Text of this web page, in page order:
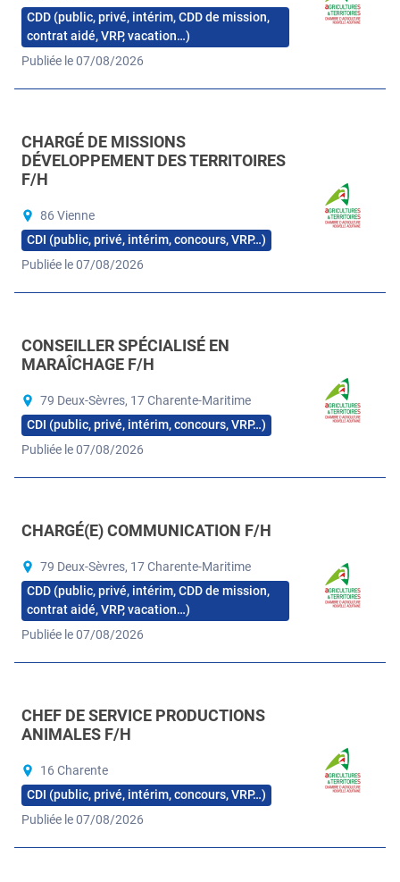
CDD (public, privé, intérim, CDD de mission,
contrat aidé, VRP, vacation…)
Publiée le 07/08/2026
CHARGÉ DE MISSIONS
DÉVELOPPEMENT DES TERRITOIRES
F/H
86 Vienne
CDI (public, privé, intérim, concours, VRP…)
Publiée le 07/08/2026
CONSEILLER SPÉCIALISÉ EN
MARAÎCHAGE F/H
79 Deux-Sèvres, 17 Charente-Maritime
CDI (public, privé, intérim, concours, VRP…)
Publiée le 07/08/2026
CHARGÉ(E) COMMUNICATION F/H
79 Deux-Sèvres, 17 Charente-Maritime
CDD (public, privé, intérim, CDD de mission,
contrat aidé, VRP, vacation…)
Publiée le 07/08/2026
CHEF DE SERVICE PRODUCTIONS
ANIMALES F/H
16 Charente
CDI (public, privé, intérim, concours, VRP…)
Publiée le 07/08/2026